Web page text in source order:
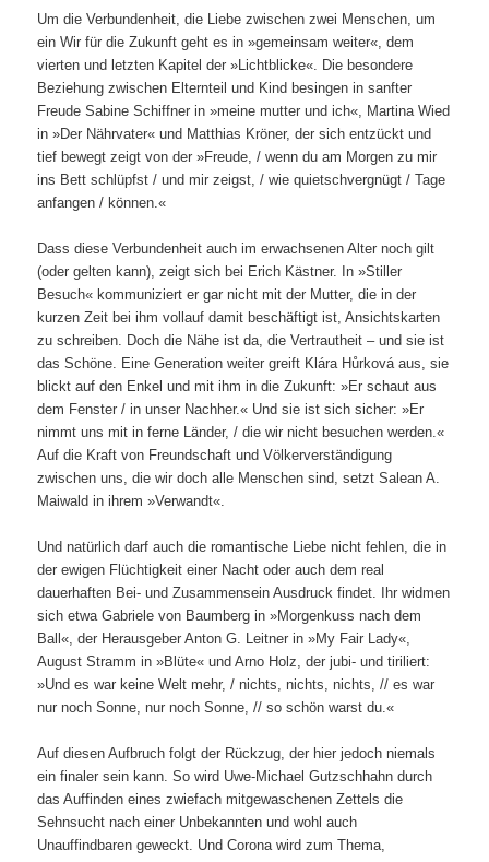
Um die Verbundenheit, die Liebe zwischen zwei Menschen, um
ein Wir für die Zukunft geht es in »gemeinsam weiter«, dem
vierten und letzten Kapitel der »Lichtblicke«. Die besondere
Beziehung zwischen Elternteil und Kind besingen in sanfter
Freude Sabine Schiffner in »meine mutter und ich«, Martina Wied
in »Der Nährvater« und Matthias Kröner, der sich entzückt und
tief bewegt zeigt von der »Freude, / wenn du am Morgen zu mir
ins Bett schlüpfst / und mir zeigst, / wie quietschvergnügt / Tage
anfangen / können.«
Dass diese Verbundenheit auch im erwachsenen Alter noch gilt
(oder gelten kann), zeigt sich bei Erich Kästner. In »Stiller
Besuch« kommuniziert er gar nicht mit der Mutter, die in der
kurzen Zeit bei ihm vollauf damit beschäftigt ist, Ansichtskarten
zu schreiben. Doch die Nähe ist da, die Vertrautheit – und sie ist
das Schöne. Eine Generation weiter greift Klára Hůrková aus, sie
blickt auf den Enkel und mit ihm in die Zukunft: »Er schaut aus
dem Fenster / in unser Nachher.« Und sie ist sich sicher: »Er
nimmt uns mit in ferne Länder, / die wir nicht besuchen werden.«
Auf die Kraft von Freundschaft und Völkerverständigung
zwischen uns, die wir doch alle Menschen sind, setzt Salean A.
Maiwald in ihrem »Verwandt«.
Und natürlich darf auch die romantische Liebe nicht fehlen, die in
der ewigen Flüchtigkeit einer Nacht oder auch dem real
dauerhaften Bei- und Zusammensein Ausdruck findet. Ihr widmen
sich etwa Gabriele von Baumberg in »Morgenkuss nach dem
Ball«, der Herausgeber Anton G. Leitner in »My Fair Lady«,
August Stramm in »Blüte« und Arno Holz, der jubi- und tiriliert:
»Und es war keine Welt mehr, / nichts, nichts, nichts, // es war
nur noch Sonne, nur noch Sonne, // so schön warst du.«
Auf diesen Aufbruch folgt der Rückzug, der hier jedoch niemals
ein finaler sein kann. So wird Uwe-Michael Gutzschhahn durch
das Auffinden eines zwiefach mitgewaschenen Zettels die
Sehnsucht nach einer Unbekannten und wohl auch
Unauffindbaren geweckt. Und Corona wird zum Thema,